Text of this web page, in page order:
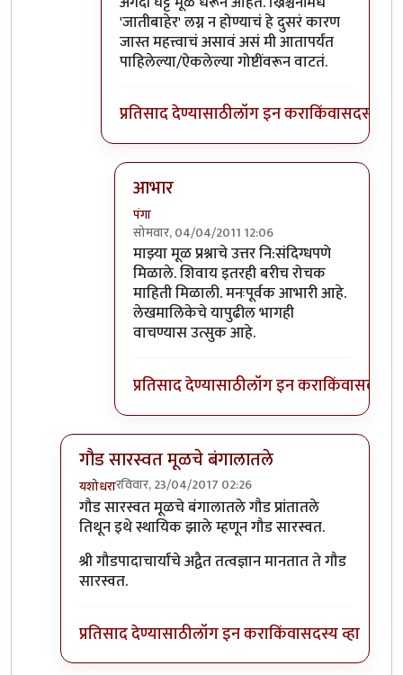
'जातीबाहेर' लग्न न होण्याचं हे दुसरं कारण
जास्त महत्त्वाचं असावं असं मी आतापर्यंत
पाहिलेल्या/ऐकलेल्या गोष्टींवरून वाटतं.
प्रतिसाद देण्यासाठीलॉग इन कराकिंवासदस्य व्हा
आभार
पंगा
सोमवार, 04/04/2011 12:06
In reply toकॅथॉलिक ब्राह्मणbyपैसा
माझ्या मूळ प्रश्नाचे उत्तर नि:संदिग्धपणे
मिळाले. शिवाय इतरही बरीच रोचक
माहिती मिळाली. मनःपूर्वक आभारी आहे.
लेखमालिकेचे यापुढील भागही
वाचण्यास उत्सुक आहे.
प्रतिसाद देण्यासाठीलॉग इन कराकिंवासदस्य
गौड सारस्वत मूळचे बंगालातले
यशोधरारविवार, 23/04/2017 02:26
In reply toथोडक्यात, 'ब्राह्मण' याbyllपुण्याचे पेशवेll
गौड सारस्वत मूळचे बंगालातले गौड प्रांतातले
तिथून इथे स्थायिक झाले म्हणून गौड सारस्वत.
श्री गौडपादाचार्यांचे अद्वैत तत्वज्ञान मानतात ते गौड
सारस्वत.
प्रतिसाद देण्यासाठीलॉग इन कराकिंवासदस्य व्हा